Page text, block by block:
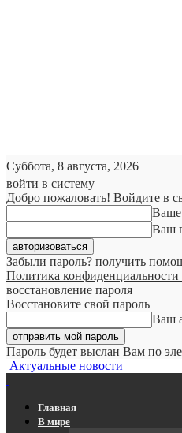
Суббота, 8 августа, 2026
войти в систему
Добро пожаловать! Войдите в
Ваше
Ваш
Забыли пароль? получить
Политика конфиденциальности
восстановление пароля
Восстановите свой пароль
Ваш
Пароль будет выслан Вам по
Актуальные новости
Главная
В мире